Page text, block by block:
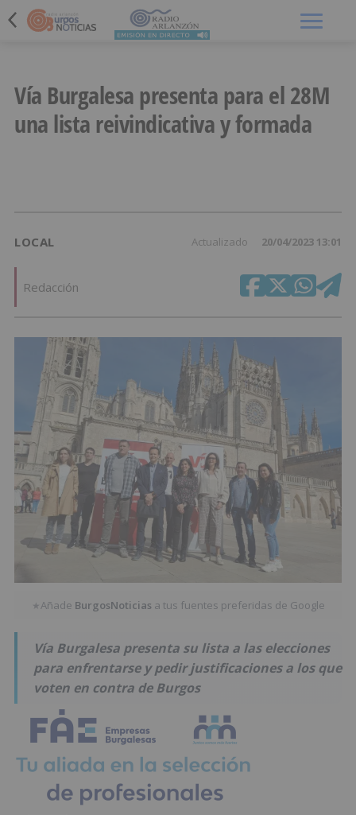
Vía Burgalesa presenta para el 28M
una lista reivindicativa y formada
LOCAL Actualizado 20/04/2023 13:01
Redacción
★Añade BurgosNoticias a tus fuentes preferidas de Google
Vía Burgalesa presenta su lista a las elecciones
para enfrentarse y pedir justificaciones a los que
voten en contra de Burgos